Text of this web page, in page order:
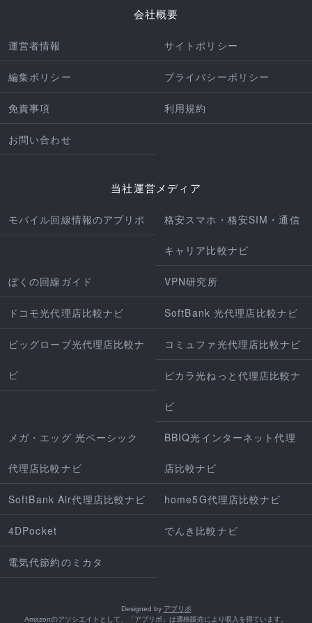
会社概要
運営者情報 サイトポリシー
編集ポリシー プライバシーポリシー
免責事項 利用規約
お問い合わせ
当社運営メディア
モバイル回線情報のアプリポ 格安スマホ・格安SIM・通信
キャリア比較ナビ
ぼくの回線ガイド VPN研究所
ドコモ光代理店比較ナビ SoftBank 光代理店比較ナビ
ビッグローブ光代理店比較ナ
ビ
コミュファ光代理店比較ナビ
ピカラ光ねっと代理店比較ナ
ビ
メガ・エッグ 光ベーシック
代理店比較ナビ
BBIQ光インターネット代理
店比較ナビ
SoftBank Air代理店比較ナビ home5G代理店比較ナビ
4DPocket でんき比較ナビ
電気代節約のミカタ
Designed by アプリポ
Amazonのアソシエイトとして、「アプリポ」は適格販売により収入を得ています。